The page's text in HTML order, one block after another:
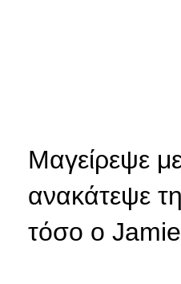
Μαγείρεψε
ανακάτεψε
τόσο ο